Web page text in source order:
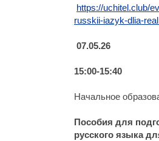
https://uchitel.club/
russkii-iazyk-dlia-
07.05.26
15:00-15:40
Начальное
Пособия для
русского языка